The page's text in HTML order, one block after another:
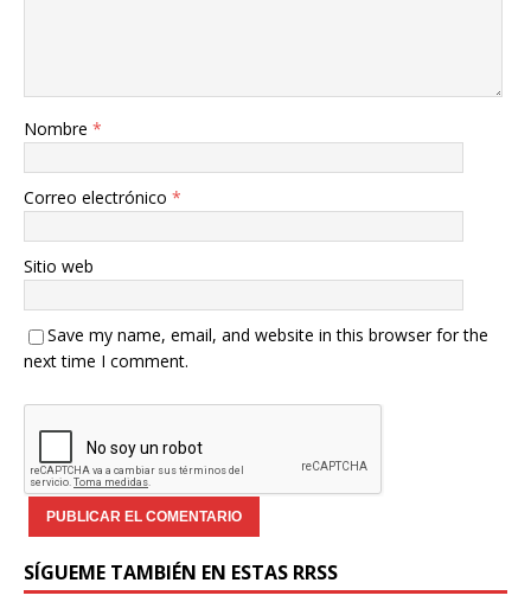
Nombre *
Correo electrónico *
Sitio web
Save my name, email, and website in this browser for the
next time I comment.
SÍGUEME TAMBIÉN EN ESTAS RRSS